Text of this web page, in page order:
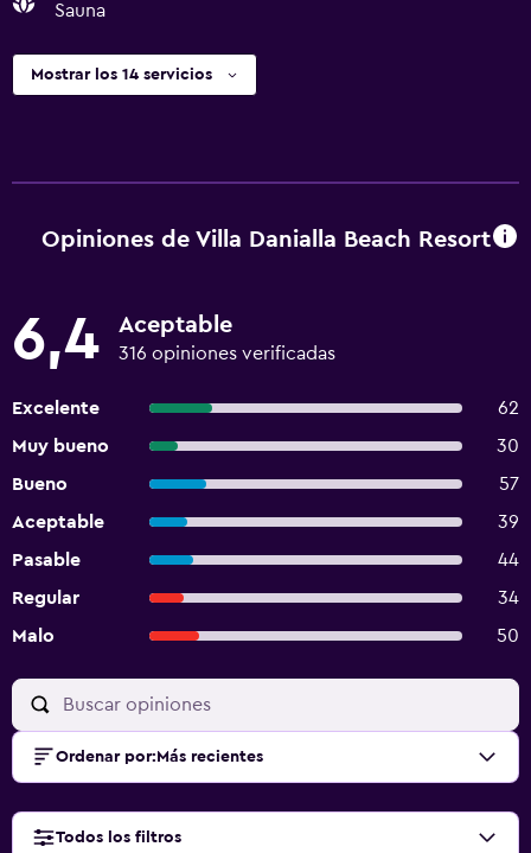
Sauna
Mostrar los 14 servicios
Opiniones de Villa Danialla Beach Resort
6,4 Aceptable
316 opiniones verificadas
Excelente
62
Muy bueno
30
Bueno
57
Aceptable
39
Pasable
44
Regular
34
Malo
50
Ordenar por: Más recientes
Todos los filtros